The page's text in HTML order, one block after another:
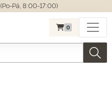
(Po-Pá, 8:00-17:00)
0